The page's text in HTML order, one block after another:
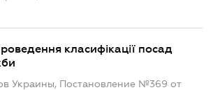
класифікації посад
Украины, Постановление №369 от